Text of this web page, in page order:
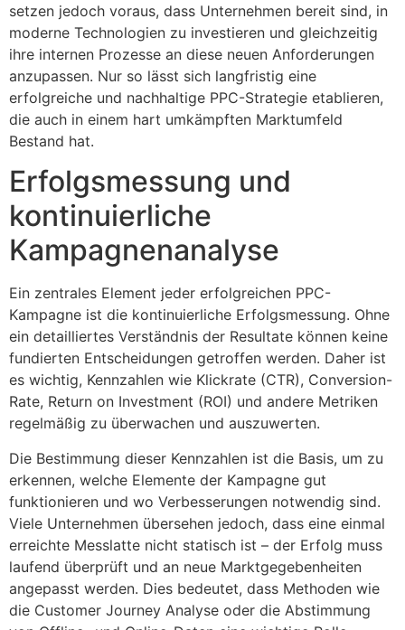
setzen jedoch voraus, dass Unternehmen bereit sind, in
moderne Technologien zu investieren und gleichzeitig
ihre internen Prozesse an diese neuen Anforderungen
anzupassen. Nur so lässt sich langfristig eine
erfolgreiche und nachhaltige PPC-Strategie etablieren,
die auch in einem hart umkämpften Marktumfeld
Bestand hat.
Erfolgsmessung und
kontinuierliche
Kampagnenanalyse
Ein zentrales Element jeder erfolgreichen PPC-
Kampagne ist die kontinuierliche Erfolgsmessung. Ohne
ein detailliertes Verständnis der Resultate können keine
fundierten Entscheidungen getroffen werden. Daher ist
es wichtig, Kennzahlen wie Klickrate (CTR), Conversion-
Rate, Return on Investment (ROI) und andere Metriken
regelmäßig zu überwachen und auszuwerten.
Die Bestimmung dieser Kennzahlen ist die Basis, um zu
erkennen, welche Elemente der Kampagne gut
funktionieren und wo Verbesserungen notwendig sind.
Viele Unternehmen übersehen jedoch, dass eine einmal
erreichte Messlatte nicht statisch ist – der Erfolg muss
laufend überprüft und an neue Marktgegebenheiten
angepasst werden. Dies bedeutet, dass Methoden wie
die Customer Journey Analyse oder die Abstimmung